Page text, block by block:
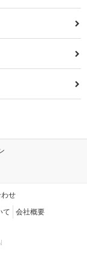
せ
て 会社概要